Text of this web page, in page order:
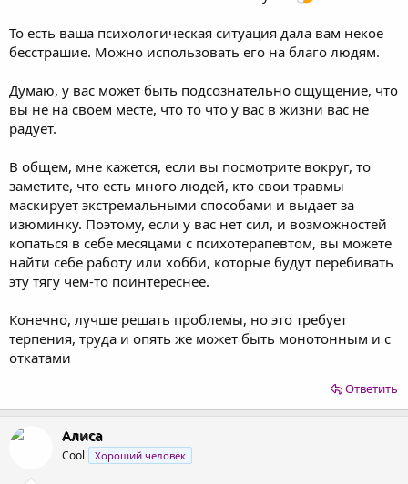
То есть ваша психологическая ситуация дала вам некое
бесстрашие. Можно использовать его на благо людям.
Думаю, у вас может быть подсознательно ощущение, что
вы не на своем месте, что то что у вас в жизни вас не
радует.
В общем, мне кажется, если вы посмотрите вокруг, то
заметите, что есть много людей, кто свои травмы
маскирует экстремальными способами и выдает за
изюминку. Поэтому, если у вас нет сил, и возможностей
копаться в себе месяцами с психотерапевтом, вы можете
найти себе работу или хобби, которые будут перебивать
эту тягу чем-то поинтереснее.
Конечно, лучше решать проблемы, но это требует
терпения, труда и опять же может быть монотонным и с
откатами
Ответить
Алиса
Cool Хороший человек